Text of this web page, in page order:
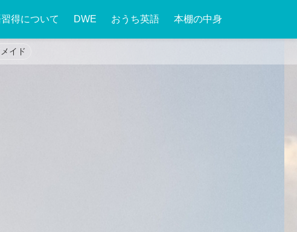
得について DWE おうち英語 本棚の中身
イド